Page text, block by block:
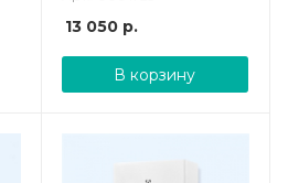
13 050р.
В корзину